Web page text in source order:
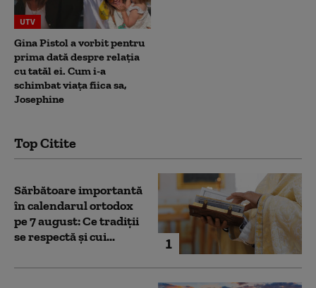
UTV
Gina Pistol a vorbit pentru
prima dată despre relația
cu tatăl ei. Cum i-a
schimbat viața fiica sa,
Josephine
Top Citite
1
Sărbătoare importantă
în calendarul ortodox
pe 7 august: Ce tradiții
se respectă și cui...